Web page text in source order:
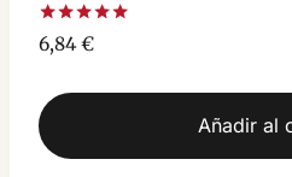
Valorado
con
de 5
6,84€
Añadir al